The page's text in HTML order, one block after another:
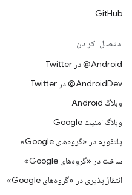
GitHub
متصل کردن
Android@ در Twitter
AndroidDev@ در Twitter
وبلاگ Android
وبلاگ امنیت Google
پلتفورم در «گروه‌های Google»
ساخت در «گروه‌های Google»
انتقال‌پذیری در «گروه‌های Google»